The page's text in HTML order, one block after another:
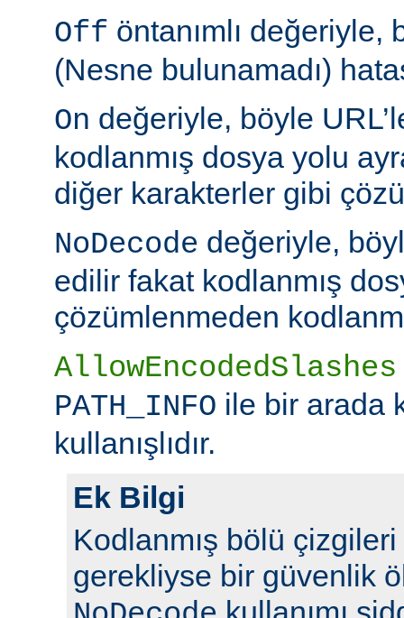
Off öntanımlı değeriyle,
(Nesne bulunamadı)
On değeriyle, böyle
kodlanmış dosya yolu
diğer karakterler gibi
NoDecode değeriyle,
edilir fakat kodlanmış
çözümlenmeden
AllowEncodedSlashes
PATH_INFO ile bir arada
kullanışlıdır.
Ek Bilgi
Kodlanmış bölü
gerekliyse bir güvenlik